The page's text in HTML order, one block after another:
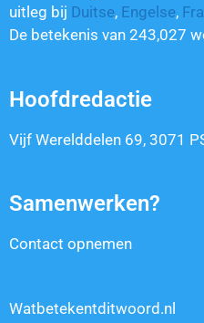
uitleg bij Duitse, Engelse,
De betekenis van 243,027
Hoofdredactie
Vijf Werelddelen 69, 3071
Samenwerken?
Contact opnemen
Watbetekentditwoord.nl